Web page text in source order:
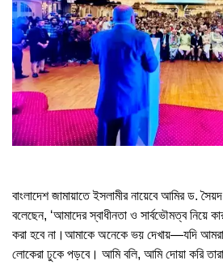
বাংলাদেশ জামায়াতে ইসলামীর নায়েবে আমির ড.
বলেছেন, ‘আমাদের স্বাধীনতা ও সার্বভৌমত্ব নিয়ে
করা হবে না।আমাকে অনেকে ভয় দেখায়—যদি
লোকেরা ঢুকে পড়বে। আমি বলি, আমি দোয়া করি